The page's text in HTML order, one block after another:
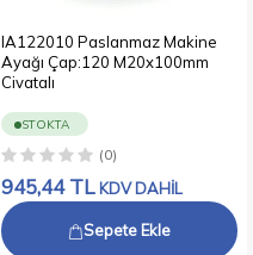
IA122010 Paslanmaz Makine
Ayağı Çap:120 M20x100mm
Civatalı
STOKTA
(0)
945,44TL KDV DAHİL
Sepete Ekle